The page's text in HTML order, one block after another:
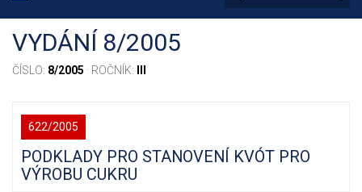
VYDÁNÍ 8/2005
ČÍSLO: 8/2005 · ROČNÍK:
622/2005
PODKLADY PRO STANOVENÍ KVÓT PRO
VÝROBU CUKRU